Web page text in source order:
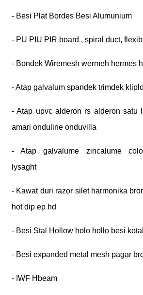
- Besi Plat Bordes Besi Alumunium
- PU PIU PIR board , spiral duct,
- Bondek Wiremesh wermeh hermes
- Atap galvalum spandek trimdek
- Atap upvc alderon rs alderon satu
amari onduline onduvilla
- Atap galvalume zincalume
lysaght
- Kawat duri razor silet harmonika
hot dip ep hd
- Besi Stal Hollow holo hollo besi
- Besi expanded metal mesh pagar
- IWF Hbeam